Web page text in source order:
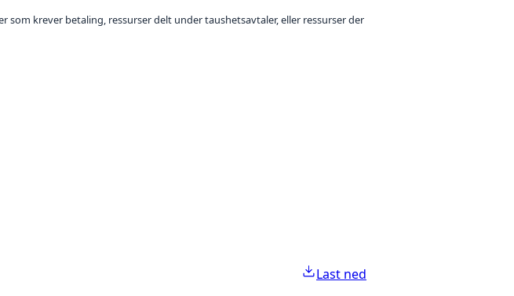
krever betaling, ressurser delt under taushetsavtaler, eller ressurser der
Last ned